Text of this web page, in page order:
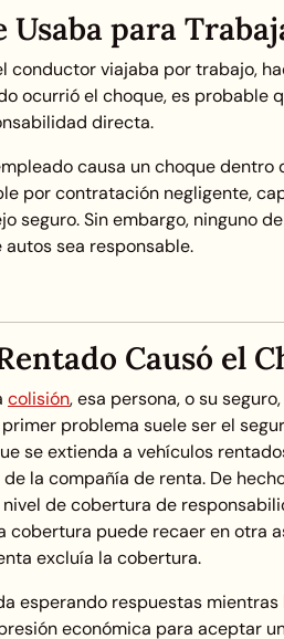
Usaba para
conductor viajaba por trabajo,
ocurrió el choque, es probable
directa.
causa un choque dentro
por contratación negligente,
seguro. Sin embargo, ninguno
sea responsable.
Causó el
colisión, esa persona, o su
problema suele ser el
se extienda a vehículos
la compañía de renta. De
de cobertura de
puede recaer en otra
excluía la cobertura.
esperando respuestas
económica para aceptar